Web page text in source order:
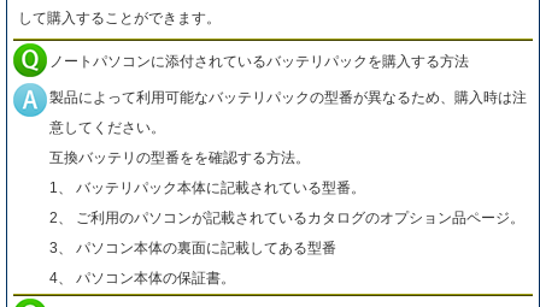
して購入することができます。
ノートパソコンに添付されているバッテリパックを購入する方法
製品によって利用可能なバッテリパックの型番が異なるため、購入時は注
意してください。
互換バッテリの型番をを確認する方法。
1、 バッテリパック本体に記載されている型番。
2、 ご利用のパソコンが記載されているカタログのオプション品ページ。
3、 パソコン本体の裏面に記載してある型番
4、 パソコン本体の保証書。